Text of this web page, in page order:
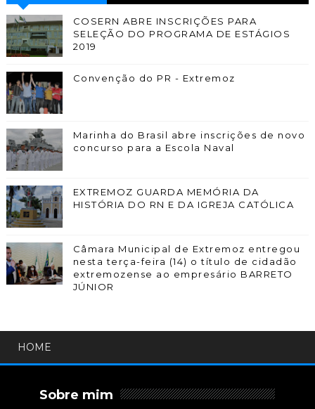
COSERN ABRE INSCRIÇÕES PARA
SELEÇÃO DO PROGRAMA DE ESTÁGIOS
2019
Convenção do PR - Extremoz
Marinha do Brasil abre inscrições de novo
concurso para a Escola Naval
EXTREMOZ GUARDA MEMÓRIA DA
HISTÓRIA DO RN E DA IGREJA CATÓLICA
Câmara Municipal de Extremoz entregou
nesta terça-feira (14) o título de cidadão
extremozense ao empresário BARRETO
JÚNIOR
HOME
Sobre mim